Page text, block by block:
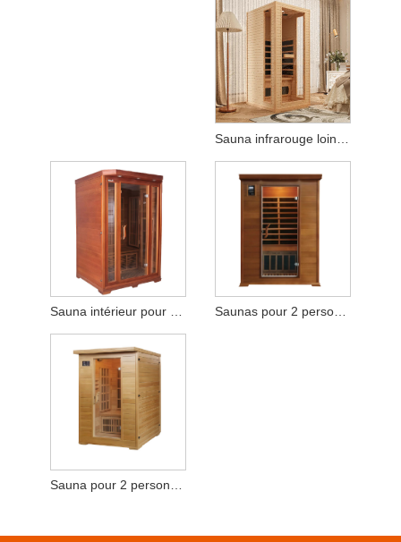
Sauna intérieur pour 2-3 personnes Saunas pour 2 personnes Spas domestiques